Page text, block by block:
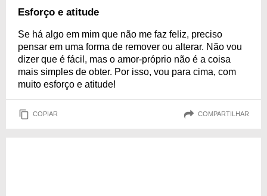
Esforço e atitude
Se há algo em mim que não me faz feliz, preciso
pensar em uma forma de remover ou alterar. Não vou
dizer que é fácil, mas o amor-próprio não é a coisa
mais simples de obter. Por isso, vou para cima, com
muito esforço e atitude!
COPIAR COMPARTILHAR